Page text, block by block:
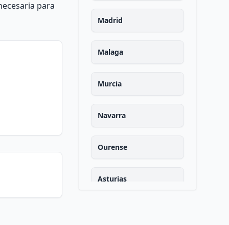
para
Madrid
Malaga
Murcia
Navarra
Ourense
Asturias